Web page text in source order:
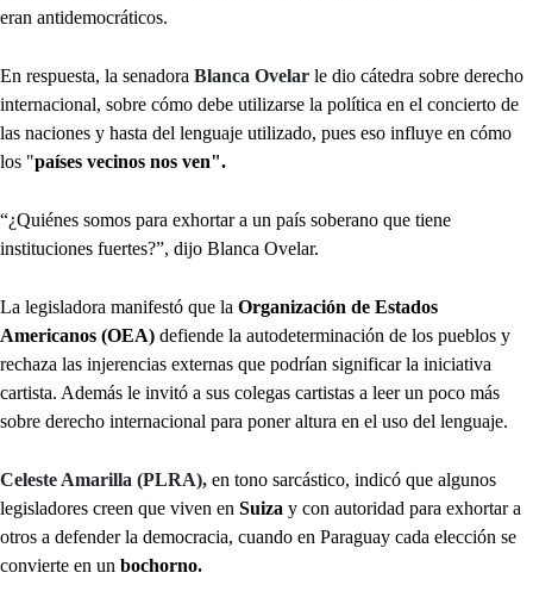
eran antidemocráticos.
En respuesta, la senadora Blanca Ovelar le dio cátedra sobre derecho
internacional, sobre cómo debe utilizarse la política en el concierto de
las naciones y hasta del lenguaje utilizado, pues eso influye en cómo
los "países vecinos nos ven".
“¿Quiénes somos para exhortar a un país soberano que tiene
instituciones fuertes?”, dijo Blanca Ovelar.
La legisladora manifestó que la Organización de Estados
Americanos (OEA) defiende la autodeterminación de los pueblos y
rechaza las injerencias externas que podrían significar la iniciativa
cartista. Además le invitó a sus colegas cartistas a leer un poco más
sobre derecho internacional para poner altura en el uso del lenguaje.
Celeste Amarilla (PLRA), en tono sarcástico, indicó que algunos
legisladores creen que viven en Suiza y con autoridad para exhortar a
otros a defender la democracia, cuando en Paraguay cada elección se
convierte en un bochorno.